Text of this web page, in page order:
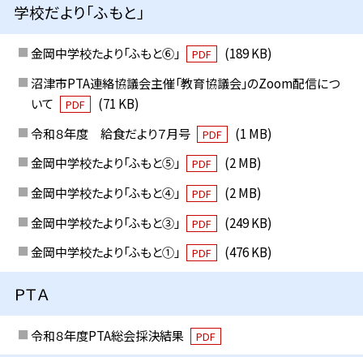
学校だより「ふもと」
金岡中学校たより「ふもと⑥」 PDF
(189 KB)
沼津市PTA連絡協議会主催「教育協議会」のZoom配信につ
いて
PDF
(71 KB)
令和８年度 給食だより７月号
PDF
(1 MB)
金岡中学校たより「ふもと⑤」
PDF
(2 MB)
金岡中学校たより「ふもと④」
PDF
(2 MB)
金岡中学校たより「ふもと③」
PDF
(249 KB)
金岡中学校たより「ふもと①」
PDF (476 KB)
ＰＴＡ
令和８年度PTA総会採決結果 PDF